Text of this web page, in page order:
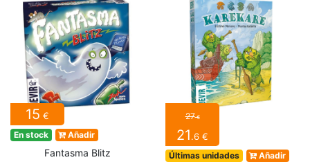
15 €
En stock Añadir
Fantasma Blitz
27€
21.6 €
Últimas unidades Añadir